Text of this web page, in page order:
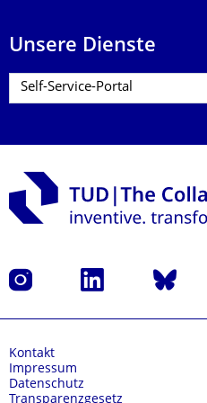
Unsere Dienste
Instagram LinkedIn Bluesky
Kontakt
Impressum
Datenschutz
Transparenzgesetz